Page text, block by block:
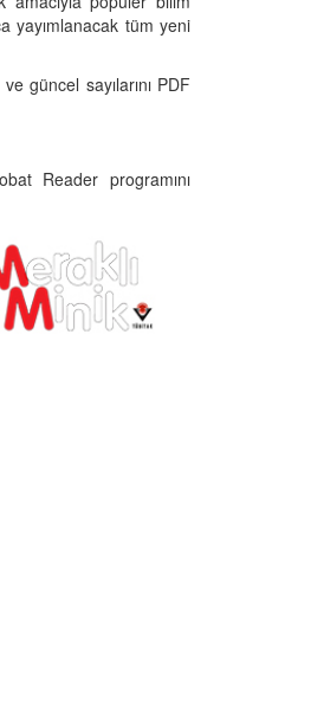
yayımlanacak tüm yeni
güncel sayılarını PDF
Reader programını